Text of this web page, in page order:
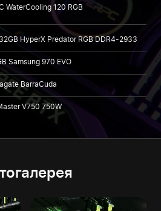
WaterCooling 120 RGB
32GB HyperX Predator RGB DDR4-2933
Samsung 970 EVO
BarraCuda
V750 750W